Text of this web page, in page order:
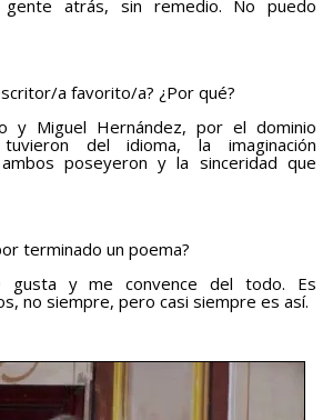
gente atrás, sin remedio. No puedo
a favorito/a? ¿Por qué?
y Miguel Hernández, por el dominio
del idioma, la imaginación
poseyeron y la sinceridad que
terminado un poema?
gusta y me convence del todo. Es
no siempre, pero casi siempre es así.